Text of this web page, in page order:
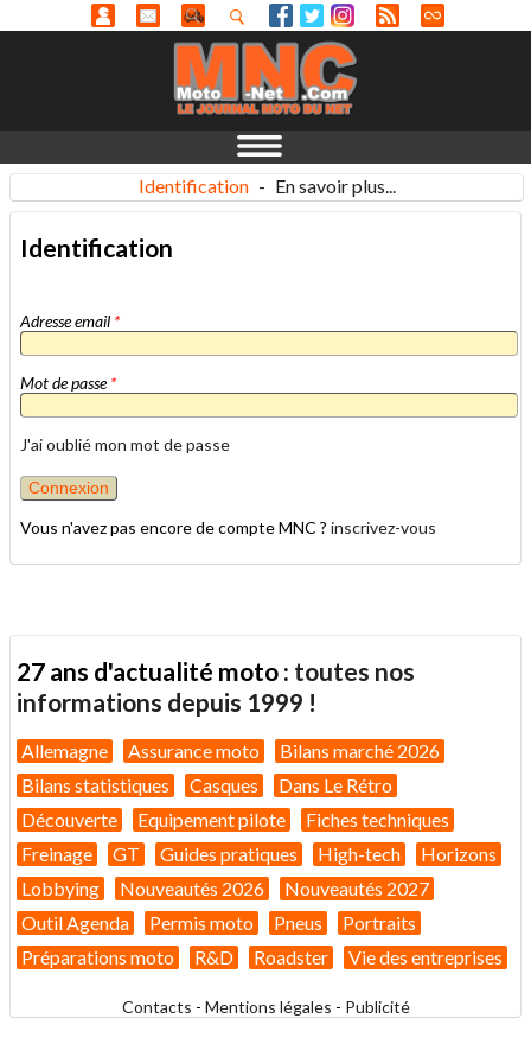
Identification - En savoir plus...
Identification
Adresse email *
Mot de passe*
J'ai oublié mon mot de passe
Vous n'avez pas encore de compte MNC ? inscrivez-vous
27 ans d'actualité moto : toutes nos
informations depuis 1999 !
Allemagne Assurance moto
Bilans marché 2026
Bilans statistiques
Casques
Dans Le Rétro
Découverte
Equipement pilote
Fiches techniques
Freinage
GT Guides pratiques High-tech
Horizons
Lobbying
Nouveautés 2026
Nouveautés 2027
Outil Agenda
Permis moto Pneus
Portraits
Préparations moto
R&D Roadster Vie des entreprises
Contacts - Mentions légales - Publicité